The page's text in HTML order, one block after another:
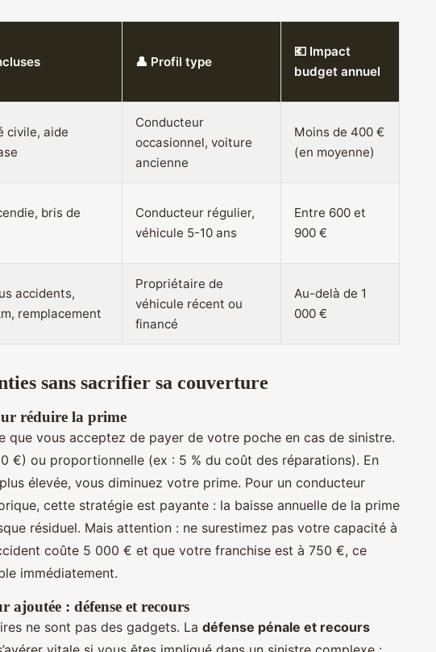
👤 Profil type
💶 Impact
budget annuel
civile, aide
Conducteur
occasionnel, voiture
ancienne
Moins de 400 €
(en moyenne)
bris de
Conducteur régulier,
véhicule 5-10 ans
Entre 600 et
900 €
accidents,
remplacement
Propriétaire de
véhicule récent ou
financé
Au-delà de 1
000 €
sans sacrifier sa couverture
réduire la prime
que vous acceptez de payer de votre poche en cas de sinistre.
€) ou proportionnelle (ex : 5 % du coût des réparations). En
élevée, vous diminuez votre prime. Pour un conducteur
cette stratégie est payante : la baisse annuelle de la prime
résiduel. Mais attention : ne surestimez pas votre capacité à
coûte 5 000 € et que votre franchise est à 750 €, ce
immédiatement.
ajoutée : défense et recours
ne sont pas des gadgets. La défense pénale et recours